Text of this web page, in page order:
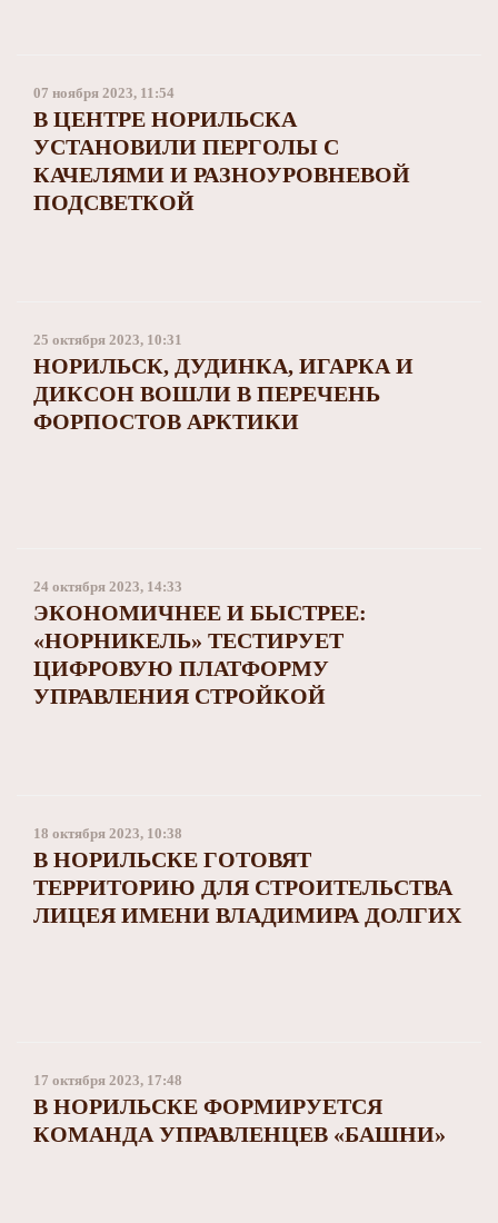
07 ноября 2023, 11:54
В ЦЕНТРЕ НОРИЛЬСКА
УСТАНОВИЛИ ПЕРГОЛЫ С
КАЧЕЛЯМИ И РАЗНОУРОВНЕВОЙ
ПОДСВЕТКОЙ
25 октября 2023, 10:31
НОРИЛЬСК, ДУДИНКА, ИГАРКА И
ДИКСОН ВОШЛИ В ПЕРЕЧЕНЬ
ФОРПОСТОВ АРКТИКИ
24 октября 2023, 14:33
ЭКОНОМИЧНЕЕ И БЫСТРЕЕ:
«НОРНИКЕЛЬ» ТЕСТИРУЕТ
ЦИФРОВУЮ ПЛАТФОРМУ
УПРАВЛЕНИЯ СТРОЙКОЙ
18 октября 2023, 10:38
В НОРИЛЬСКЕ ГОТОВЯТ
ТЕРРИТОРИЮ ДЛЯ СТРОИТЕЛЬСТВА
ЛИЦЕЯ ИМЕНИ ВЛАДИМИРА ДОЛГИХ
17 октября 2023, 17:48
В НОРИЛЬСКЕ ФОРМИРУЕТСЯ
КОМАНДА УПРАВЛЕНЦЕВ «БАШНИ»